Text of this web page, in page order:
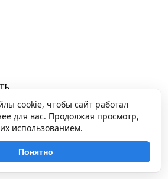
кг
cookie, чтобы сайт работал
для вас. Продолжая просмотр,
использованием.
Понятно